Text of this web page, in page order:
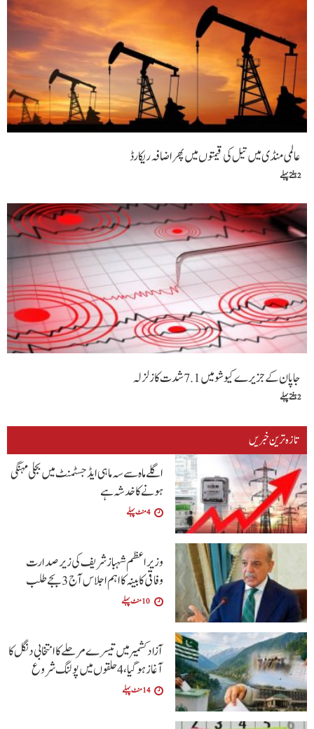
عالمی منڈی میں تیل کی قیمتوں میں پھر اضافہ ریکارڈ
2 ہفتے پہلے
جاپان کے جزیرے کیوشو میں 7.1 شدت کا زلزلہ
2 ہفتے پہلے
تازہ ترین خبریں
اگلےماہ سے سہ ماہی ایڈجسٹمنٹ میں بجلی مہنگی
ہونےکا خدشہ ہے
4 منٹ پہلے
وزیراعظم شہباز شریف کی زیر صدارت
وفاقی کابینہ کا اہم اجلاس آج 3 بجے طلب
10 منٹ پہلے
آزاد کشمیر میں تیسرے مرحلے کا انتخابی دنگل کا
آغاز ہو گیا، 4 حلقوں میں پولنگ شروع
14 منٹ پہلے